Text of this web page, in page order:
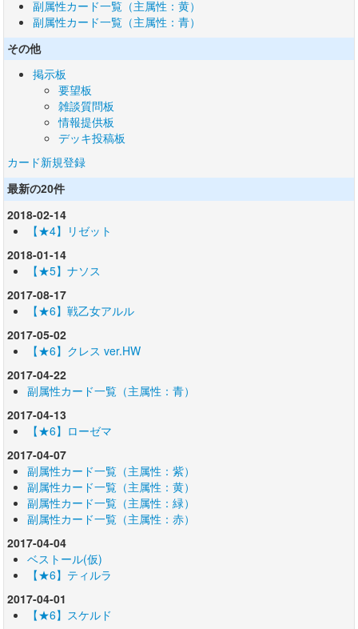
副属性カード一覧（主属性：黄）
副属性カード一覧（主属性：青）
その他
掲示板
要望板
雑談質問板
情報提供板
デッキ投稿板
カード新規登録
最新の20件
2018-02-14
【★4】リゼット
2018-01-14
【★5】ナソス
2017-08-17
【★6】戦乙女アルル
2017-05-02
【★6】クレス ver.HW
2017-04-22
副属性カード一覧（主属性：青）
2017-04-13
【★6】ローゼマ
2017-04-07
副属性カード一覧（主属性：紫）
副属性カード一覧（主属性：黄）
副属性カード一覧（主属性：緑）
副属性カード一覧（主属性：赤）
2017-04-04
ベストール(仮)
【★6】ティルラ
2017-04-01
【★6】スケルド